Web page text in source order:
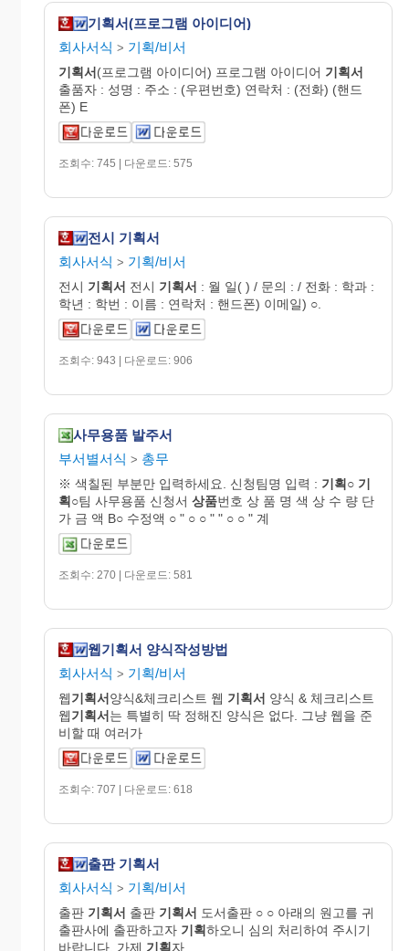
기획서(프로그램 아이디어)
회사서식 > 기획/비서
기획서(프로그램 아이디어) 프로그램 아이디어 기획서
출품자 : 성명 : 주소 : (우편번호) 연락처 : (전화) (핸드
폰) E
조회수: 745 | 다운로드: 575
전시 기획서
회사서식 > 기획/비서
전시 기획서 전시 기획서 : 월 일( ) / 문의 : / 전화 : 학과 :
학년 : 학번 : 이름 : 연락처 : 핸드폰) 이메일) ○.
조회수: 943 | 다운로드: 906
사무용품 발주서
부서별서식 > 총무
※ 색칠된 부분만 입력하세요. 신청팀명 입력 : 기획○ 기
획○팀 사무용품 신청서 상품번호 상 품 명 색 상 수 량 단
가 금 액 B○ 수정액 ○ " ○ ○ " " ○ ○ " 계
조회수: 270 | 다운로드: 581
웹기획서 양식작성방법
회사서식 > 기획/비서
웹기획서양식&체크리스트 웹 기획서 양식 & 체크리스트
웹기획서는 특별히 딱 정해진 양식은 없다. 그냥 웹을 준
비할 때 여러가
조회수: 707 | 다운로드: 618
출판 기획서
회사서식 > 기획/비서
출판 기획서 출판 기획서 도서출판 ○ ○ 아래의 원고를 귀
출판사에 출판하고자 기획하오니 심의 처리하여 주시기
바랍니다. 가제 기획자